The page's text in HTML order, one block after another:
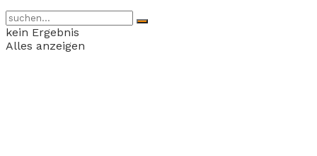
kein Ergebnis
Alles anzeigen